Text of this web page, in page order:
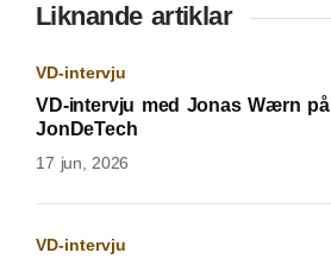
Liknande artiklar
VD-intervju
VD-intervju med Jonas Wærn på
JonDeTech
17 jun, 2026
VD-intervju